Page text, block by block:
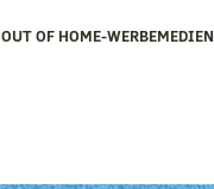
OUT OF HOME-WERBEMEDIEN